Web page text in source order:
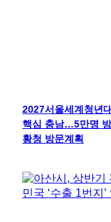
2027서울세계청년
핵심 충남…5만명
황청 방문계획